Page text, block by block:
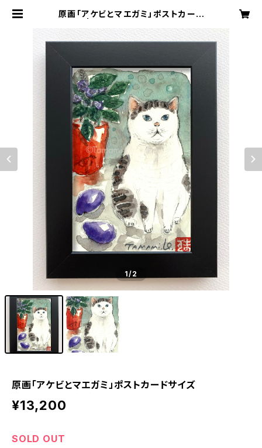
原画「アケビとマエガミ」ポストカード
1/2
原画「アケビとマエガミ」ポストカードサイズ
¥13,200
SOLD OUT